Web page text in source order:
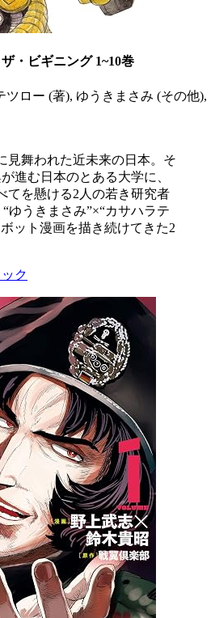
・ビギニング 1~10巻
ツロー (著), ゆうきまさみ (その他),
見舞われた近未来の日本。そ
進む日本のとある大学に、
てを懸ける2人の若き研究者
ゆうきまさみ”×“カサハラテ
ット漫画を描き続けてきた2
ク